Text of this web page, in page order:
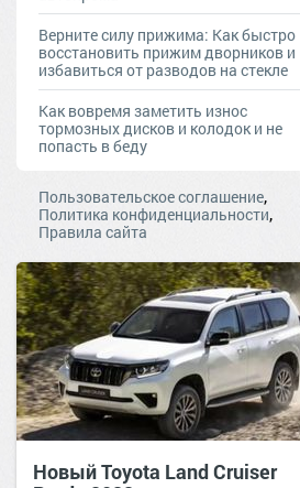
Верните силу прижима: Как быстро
восстановить прижим дворников и
избавиться от разводов на стекле
Как вовремя заметить износ
тормозных дисков и колодок и не
попасть в беду
Пользовательское соглашение,
Политика конфиденциальности,
Правила сайта
Новый Toyota Land Cruiser